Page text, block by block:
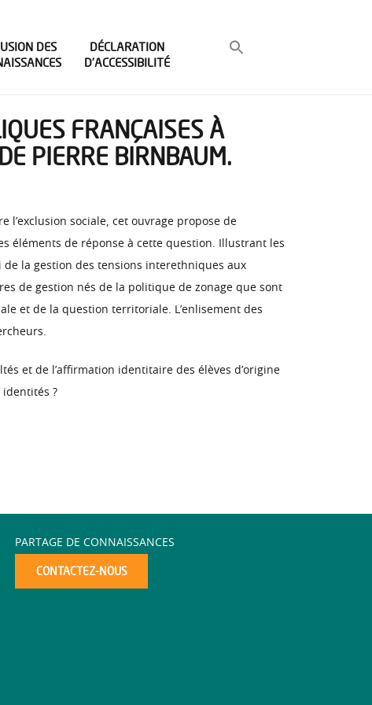
DES
DÉCLARATION
D’ACCESSIBILITÉ
FRANÇAISES À
PIERRE BIRNBAUM.
l’exclusion sociale, cet ouvrage propose de
éléments de réponse à cette question. Illustrant les
la gestion des tensions interethniques aux
de gestion nés de la politique de zonage que sont
et de la question territoriale. L’enlisement des
et de l’affirmation identitaire des élèves d’origine
identités ?
PARTAGE DE CONNAISSANCES
CONTACTEZ-NOUS